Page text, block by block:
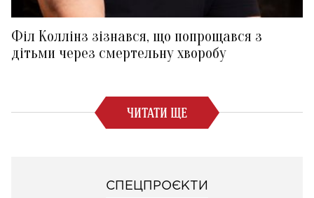
Філ Коллінз зізнався, що попрощався з
дітьми через смертельну хворобу
ЧИТАТИ ЩЕ
СПЕЦПРОЄКТИ